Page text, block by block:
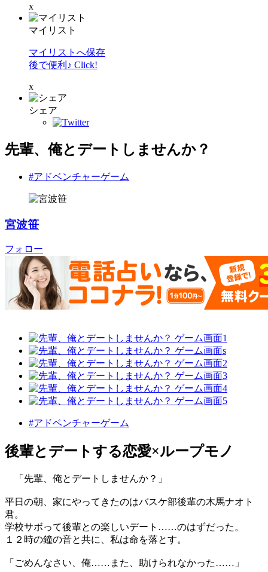
x
マイリスト
マイリストへ保存
後で便利♪ Click!
x
シェア
先輩、俺とデートしませんか？
#アドベンチャーゲーム
宮波笹
フォロー
#アドベンチャーゲーム
後輩とデートする恋愛×ループモノ
「先輩、俺とデートしませんか？」
平日の朝、家にやってきたのはバスケ部後輩の木馬ナオト
君。
学校サボって後輩との楽しいデート……のはずだった。
１２時の鐘の音と共に、私は命を落とす。
「ごめんなさい、俺……また、助けられなかった……」